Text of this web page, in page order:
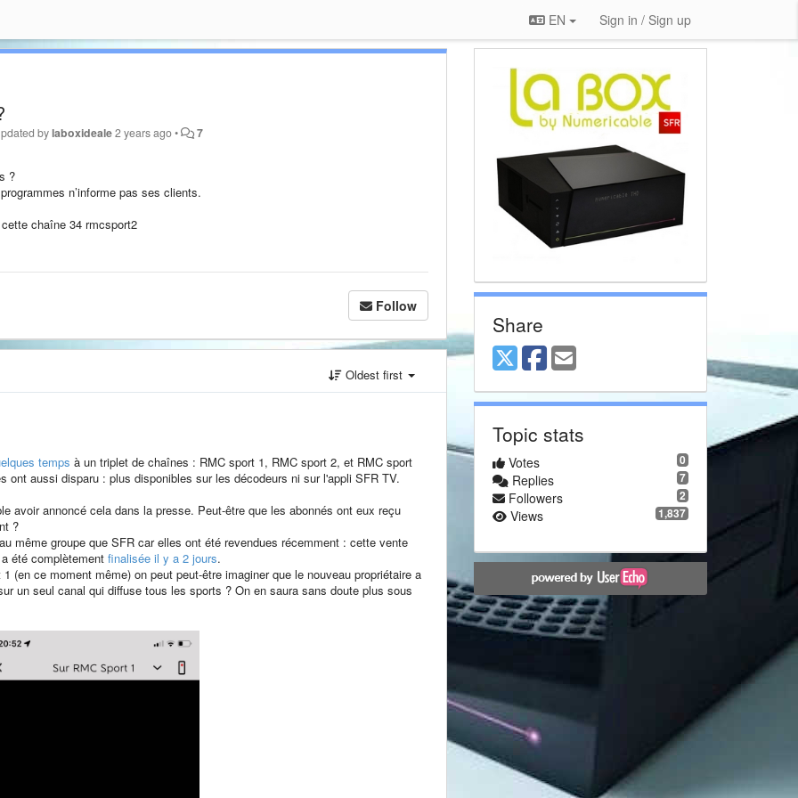
EN Sign in / Sign up
bylaboxideale2 years ago• 7
?
n’informe pas ses clients.
chaîne 34 rmcsport2
Follow
Oldest first
temps à un triplet de chaînes : RMC sport 1, RMC sport 2, et RMC sport
ont aussi disparu : plus disponibles sur les décodeurs ni sur l'appli SFR TV.
avoir annoncé cela dans la presse. Peut-être que les abonnés ont eux reçu
?
même groupe que SFR car elles ont été revendues récemment : cette vente
été complètement finalisée il y a 2 jours.
(en ce moment même) on peut peut-être imaginer que le nouveau propriétaire a
un seul canal qui diffuse tous les sports ? On en saura sans doute plus sous
Share
Topic stats
0
Votes
7
Replies
2
Followers
1,837
Views